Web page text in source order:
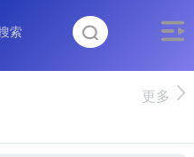
更多